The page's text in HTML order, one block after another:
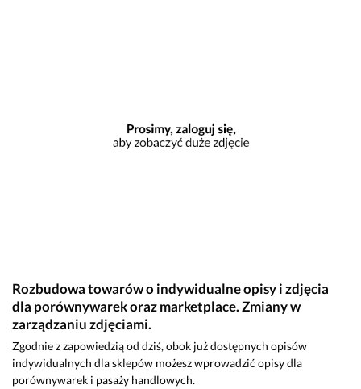
Rozbudowa towarów o indywidualne opisy i zdjęcia
dla porównywarek oraz marketplace. Zmiany w
zarządzaniu zdjęciami.
Zgodnie z zapowiedzią od dziś, obok już dostępnych opisów
indywidualnych dla sklepów możesz wprowadzić opisy dla
porównywarek i pasaży handlowych.